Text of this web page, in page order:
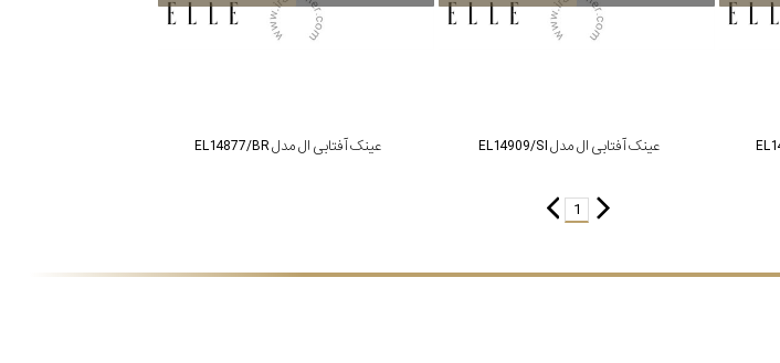
عینک آفتابی ال مدل EL14909/SI عینک آفتابی ال مدل EL14877/BR
1